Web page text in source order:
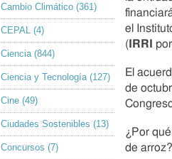
Cambio Climático (361)
CEPAL (4)
Ciencia (844)
Ciencia y Tecnología (127)
Cine (49)
Ciudades Sostenibles (13)
Concursos (7)
r
d
e
a
a
e
n
el
( IRRI
El
de
¿Por
de arroz?